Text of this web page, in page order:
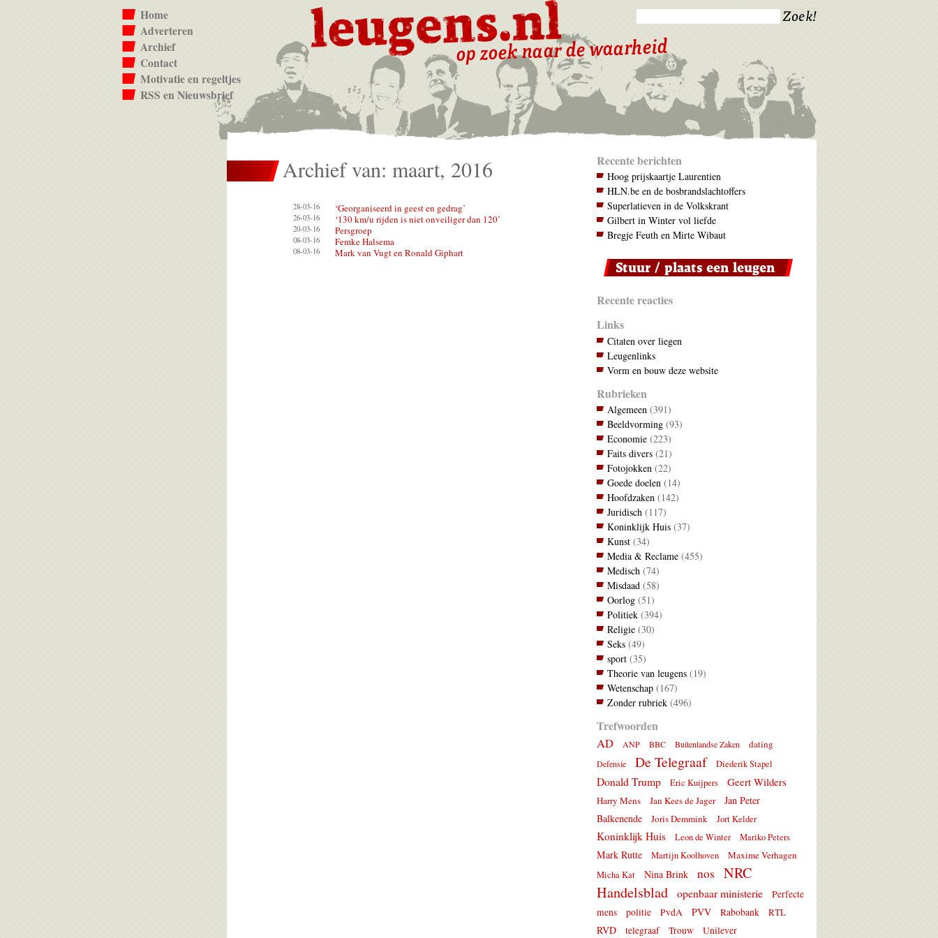
Home
Adverteren
Archief
Contact
Motivatie en regeltjes
RSS en Nieuwsbrief
Archief van: maart, 2016
28-03-16 ‘Georganiseerd in geest en gedrag’
26-03-16 ‘130 km/u rijden is niet onveiliger dan 120’
20-03-16 Persgroep
08-03-16 Femke Halsema
08-03-16 Mark van Vugt en Ronald Giphart
Recente berichten
Hoog prijskaartje Laurentien
HLN.be en de bosbrandslachtoffers
Superlatieven in de Volkskrant
Gilbert in Winter vol liefde
Bregje Feuth en Mirte Wibaut
Recente reacties
Links
Citaten over liegen
Leugenlinks
Vorm en bouw deze website
Rubrieken
Algemeen(391)
Beeldvorming(93)
Economie(223)
Faits divers(21)
Fotojokken(22)
Goede doelen(14)
Hoofdzaken(142)
Juridisch(117)
Koninklijk Huis(37)
Kunst(34)
Media & Reclame(455)
Medisch(74)
Misdaad(58)
Oorlog(51)
Politiek(394)
Religie(30)
Seks(49)
sport(35)
Theorie van leugens(19)
Wetenschap(167)
Zonder rubriek(496)
Trefwoorden
AD
ANP BBC Buitenlandse Zaken dating
Defensie De Telegraaf Diederik Stapel
Donald Trump Eric Kuijpers Geert Wilders
Harry Mens Jan Kees de Jager
Jan Peter
Balkenende
Joris Demmink Jort Kelder
Koninklijk Huis Leon de Winter Mariko Peters
Mark Rutte Martijn Koolhoven Maxime Verhagen
Micha Kat Nina Brink nos
NRC
Handelsblad
openbaar ministerie
Perfecte
mens
politie PvdA PVV Rabobank RTL
RVD telegraaf Trouw Unilever